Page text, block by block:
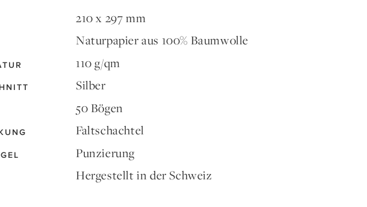
210 x 297 mm
Naturpapier aus 100% Baumwolle
110 g/qm
Silber
50 Bögen
Faltschachtel
Punzierung
Hergestellt in der Schweiz